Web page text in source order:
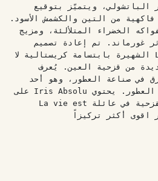
الباتشولي، ويتميّز بتوقيع
من التين والكشمش الأسود.
الخضراء المتلألئة، ومزيج
غورماند. تم إعادة تصميم
زجاجة La vie est belle الشهيرة بابتسامة كريستالية لا
من قزحية العين. يُعرف
في صناعة العطور، وهو أحد
أغلى المكونات في لوحة العطور. يحتوي Iris Absolu على
أعلى تركيز من نبات القزحية في عائلة La vie est